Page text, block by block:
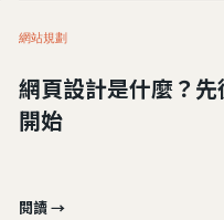
網站規劃
網頁設計是什麼？
開始
閱讀 →